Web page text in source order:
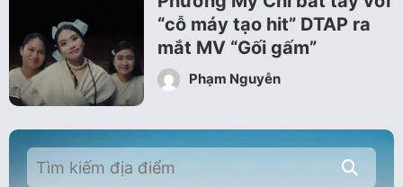
“cỗ máy tạo hit” DTAP ra
mắt MV “Gối gấm”
Phạm Nguyễn